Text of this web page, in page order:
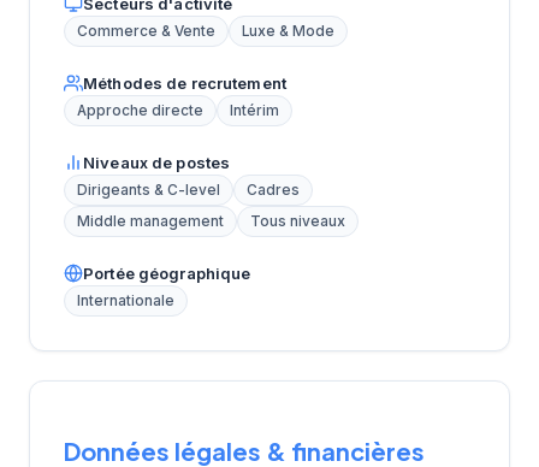
Commerce & Vente Luxe & Mode
Méthodes de recrutement
Approche directe Intérim
Niveaux de postes
Dirigeants & C-level
Cadres
Middle management
Tous niveaux
Portée géographique
Internationale
Données légales & financières